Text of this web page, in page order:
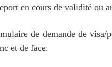
en cours de validité ou
de demande de visa/
et de face.